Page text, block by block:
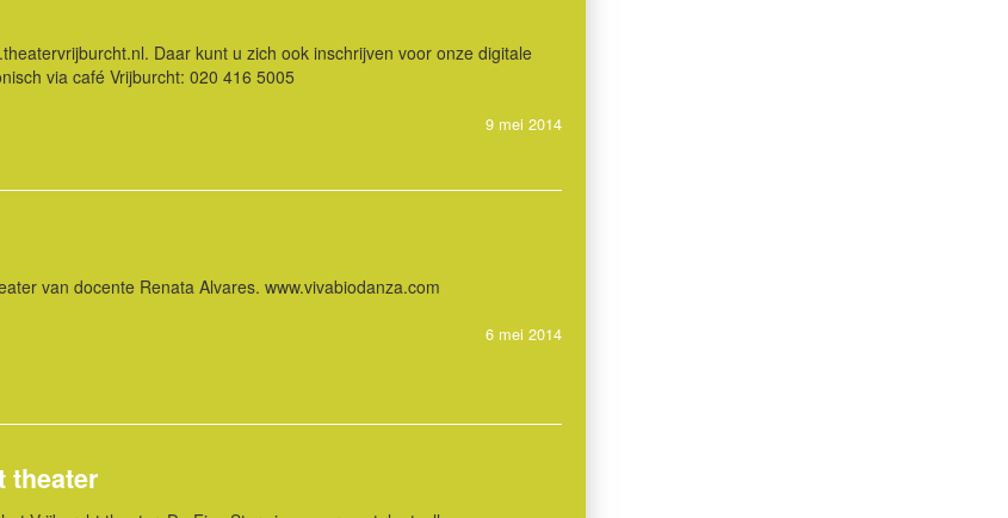
Daar kunt u zich ook inschrijven voor onze digitale
via café Vrijburcht: 020 416 5005
9 mei 2014
van docente Renata Alvares. www.vivabiodanza.com
6 mei 2014
theater